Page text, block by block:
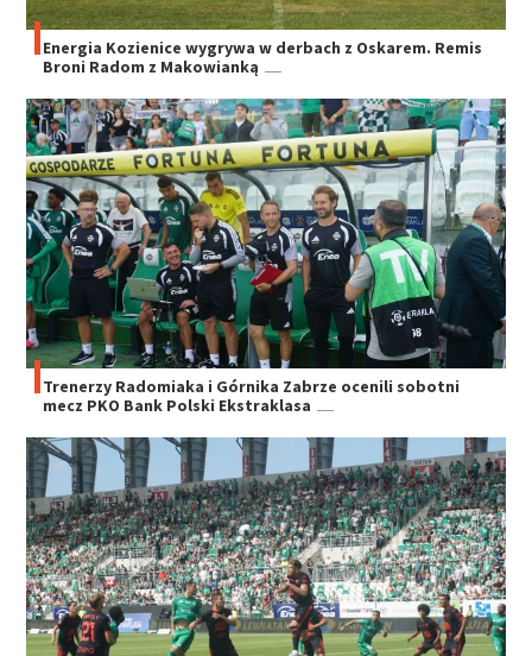
Energia Kozienice wygrywa w derbach z Oskarem. Remis
Broni Radom z Makowianką
Trenerzy Radomiaka i Górnika Zabrze ocenili sobotni
mecz PKO Bank Polski Ekstraklasa